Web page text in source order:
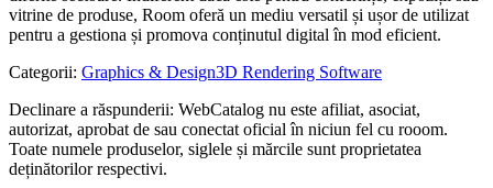
vitrine de produse, Room oferă un mediu versatil și ușor de utilizat
pentru a gestiona și promova conținutul digital în mod eficient.
Categorii: Graphics & Design3D Rendering Software
Declinare a răspunderii: WebCatalog nu este afiliat, asociat,
autorizat, aprobat de sau conectat oficial în niciun fel cu rooom.
Toate numele produselor, siglele și mărcile sunt proprietatea
deținătorilor respectivi.